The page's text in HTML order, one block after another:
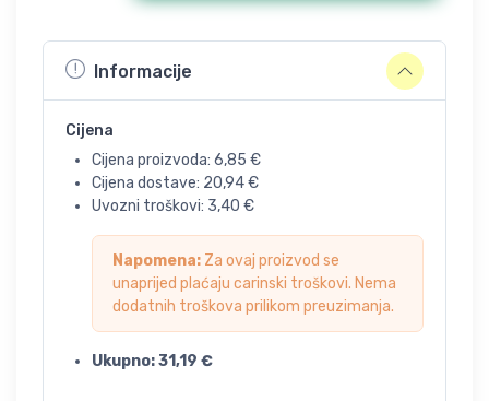
Informacije
Cijena
Cijena proizvoda: 6,85 €
Cijena dostave: 20,94€
Uvozni troškovi: 3,40 €
Napomena: Za ovaj proizvod se
unaprijed plaćaju carinski troškovi. Nema
dodatnih troškova prilikom preuzimanja.
Ukupno:31,19 €